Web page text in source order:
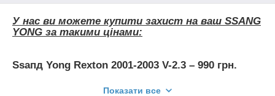
У нас ви можете купити захист на ваш SSANG
YONG за такими цінами:
Ѕѕапд Yong Rexton 2001-2003 V-2.3 – 990 грн.
Ѕѕапд Yong Rexton 2001-2003 V-3,2; 2,7 D – 990
Показати все